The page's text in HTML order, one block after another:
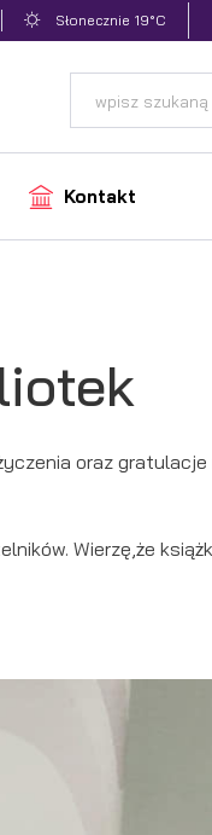
Słonecznie 19°C
Kontakt
oraz
Wierzę,że